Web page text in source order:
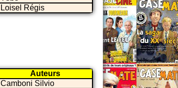
Loisel Régis
Auteurs
Camboni Silvio